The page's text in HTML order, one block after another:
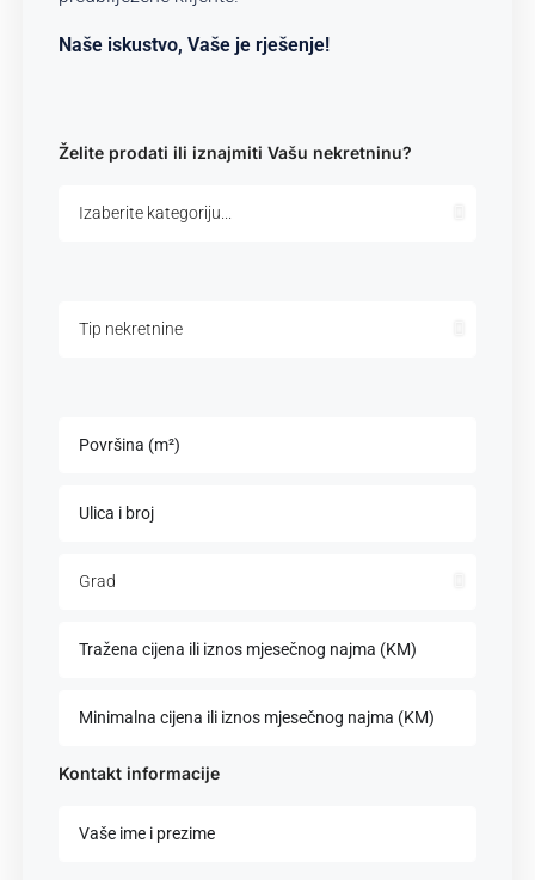
Naše iskustvo, Vaše je rješenje!
Želite prodati ili iznajmiti Vašu nekretninu?
Kontakt informacije